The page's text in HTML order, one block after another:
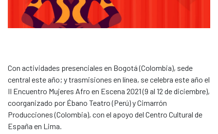
Con actividades presenciales en Bogotá (Colombia), sede
central este año; y trasmisiones en línea, se celebra este año el
II Encuentro Mujeres Afro en Escena 2021 (9 al 12 de diciembre),
coorganizado por Ébano Teatro (Perú) y Cimarrón
Producciones (Colombia), con el apoyo del Centro Cultural de
España en Lima.